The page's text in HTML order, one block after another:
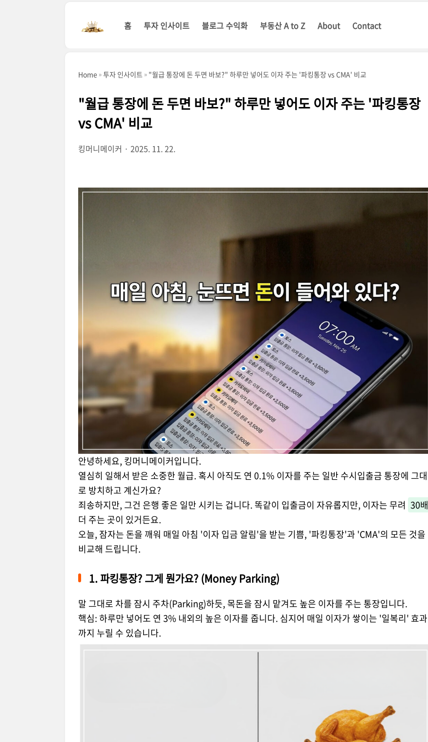
홈 투자 인사이트 블로그 수익화 부동산 A to Z About Contact
Home 투자 인사이트 "월급 통장에 돈 두면 바보?" 하루만 넣어도 이자 주는 '파킹통장 vs CMA' 비교
"월급 통장에 돈 두면 바보?" 하루만 넣어도 이자 주는 '파킹통장
vs CMA' 비교
킹머니메이커 2025. 11. 22.
안녕하세요, 킹머니메이커입니다.
열심히 일해서 받은 소중한 월급. 혹시 아직도 연 0.1% 이자를 주는 일반 수시입출금 통장에 그대
로 방치하고 계신가요?
죄송하지만, 그건 은행 좋은 일만 시키는 겁니다. 똑같이 입출금이 자유롭지만, 이자는 무려 30배
더 주는 곳이 있거든요.
오늘, 잠자는 돈을 깨워 매일 아침 '이자 입금 알림'을 받는 기쁨, '파킹통장'과 'CMA'의 모든 것을
비교해 드립니다.
1. 파킹통장? 그게 뭔가요? (Money Parking)
말 그대로 차를 잠시 주차(Parking)하듯, 목돈을 잠시 맡겨도 높은 이자를 주는 통장입니다.
핵심: 하루만 넣어도 연 3% 내외의 높은 이자를 줍니다. 심지어 매일 이자가 쌓이는 '일복리' 효과
까지 누릴 수 있습니다.